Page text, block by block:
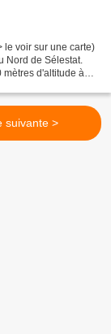
le voir sur une carte)
Nord de Sélestat.
d'altitude à
suivante >